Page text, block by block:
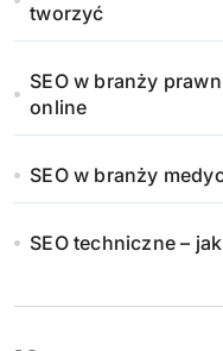
tworzyć
SEO w branży
online
SEO w branży
SEO techniczne –